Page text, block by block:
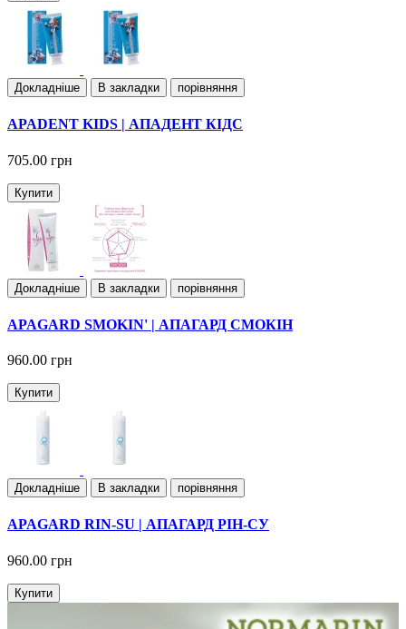
Докладнiше В закладки порівняння
APADENT KIDS | АПАДЕНТ КІДС
705.00 грн
Купити
Докладнiше В закладки порівняння
APAGARD SMOKIN' | АПАГАРД СМОКІН
960.00 грн
Купити
Докладнiше В закладки порівняння
APAGARD RIN-SU | АПАГАРД РІН-СУ
960.00 грн
Купити